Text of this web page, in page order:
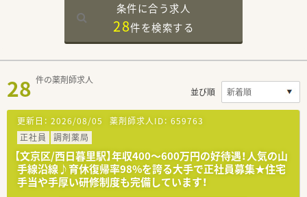
条件に合う求人
28件を検索する
28 件の薬剤師求人
並び順
更新日： 2026/08/05 薬剤師求人ID： 659763
正社員
調剤薬局
【文京区/西日暮里駅】年収400〜600万円の好待遇！人気の山
手線沿線♪育休復帰率98%を誇る大手で正社員募集★住宅
手当や手厚い研修制度も完備しています！